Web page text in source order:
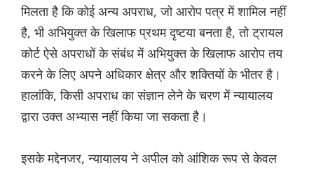
मिलता है कि कोई अन्य अपराध, जो आरोप पत्र में शामिल नहीं
है, भी अभियुक्त के खिलाफ प्रथम दृष्टया बनता है, तो ट्रायल
कोर्ट ऐसे अपराधों के संबंध में अभियुक्त के खिलाफ आरोप तय
करने के लिए अपने अधिकार क्षेत्र और शक्तियों के भीतर है।
हालांकि, किसी अपराध का संज्ञान लेने के चरण में न्यायालय
द्वारा उक्त अभ्यास नहीं किया जा सकता है।
इसके मद्देनजर, न्यायालय ने अपील को आंशिक रूप से केवल